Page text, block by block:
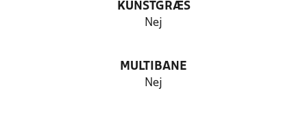
KUNSTGRÆS
Nej
MULTIBANE
Nej